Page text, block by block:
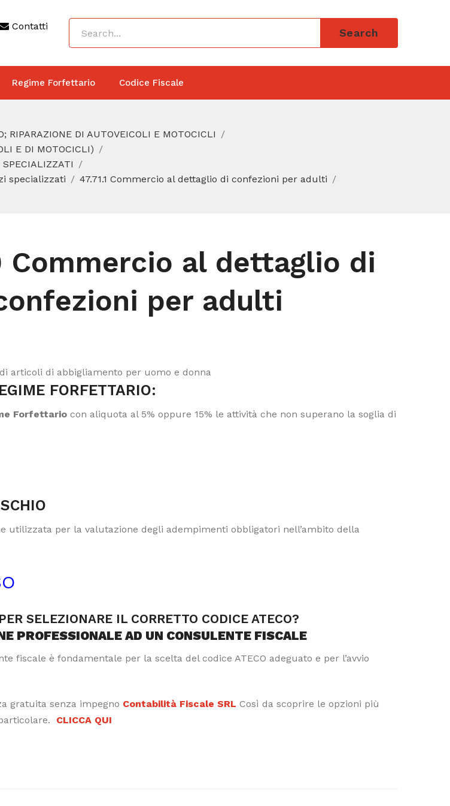
Contatti
Search
Regime Forfettario Codice Fiscale
RIPARAZIONE DI AUTOVEICOLI E MOTOCICLI
E DI MOTOCICLI)
SPECIALIZZATI
specializzati
47.71.1 Commercio al dettaglio di confezioni per adulti
Commercio al dettaglio di
per adulti
articoli di abbigliamento per uomo e donna
FORFETTARIO:
Forfettario con aliquota al 5% oppure 15% le attività che non superano la soglia di
utilizzata per la valutazione degli adempimenti obbligatori nell’ambito della
SELEZIONARE IL CORRETTO CODICE ATECO?
PROFESSIONALE AD UN CONSULENTE FISCALE
fiscale è fondamentale per la scelta del codice ATECO adeguato e per l’avvio
gratuita senza impegno Contabilità Fiscale SRL Così da scoprire le opzioni più
CLICCA QUI